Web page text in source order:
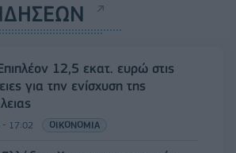
12,5 εκατ. ευρώ στις
για την ενίσχυση της
17:02 ΟΙΚΟΝΟΜΙΑ